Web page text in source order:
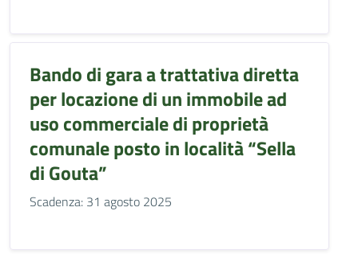
Bando di gara a trattativa diretta
per locazione di un immobile ad
uso commerciale di proprietà
comunale posto in località “Sella
di Gouta”
Scadenza: 31 agosto 2025